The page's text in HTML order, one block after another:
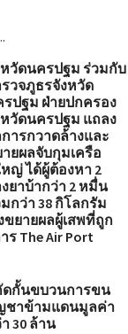
วัดนครปฐม ร่วมกับ
วจภูธรจังหวัด
ปฐม ฝ่ายปกครอง
วัดนครปฐม แถลง
ารกวาดล้างและ
ยผลจับกุมเครือ
ญ่ ได้ผู้ต้องหา 2
ยาบ้ากว่า 2 หมื่น
กว่า 38 กิโลกรัม
ยายผลผู้เสพที่ถูก
The Air Port
ดกั้นขบวนการขน
ชาข้ามแดนมูลค่า
30 ล้าน